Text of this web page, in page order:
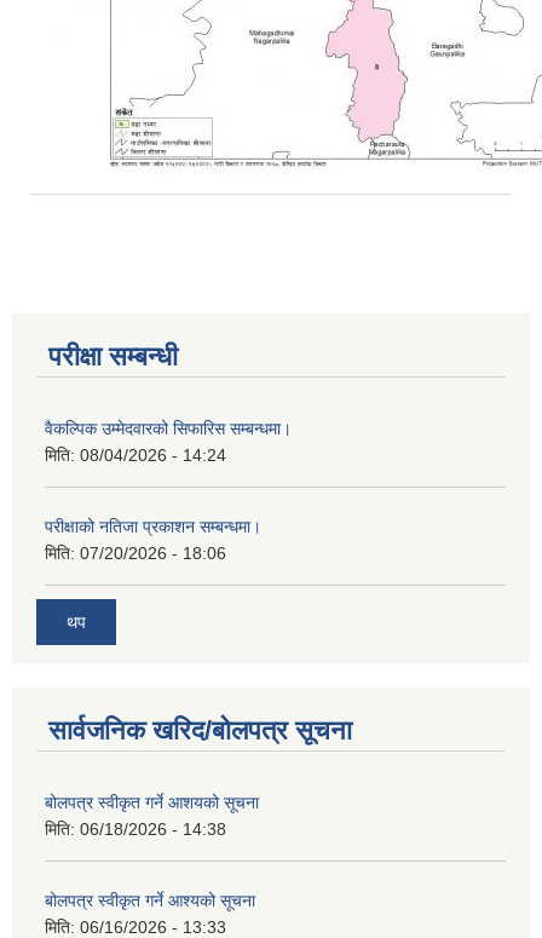
परीक्षा सम्बन्धी
वैकल्पिक उम्मेदवारको सिफारिस सम्बन्धमा।
मिति: 08/04/2026 - 14:24
परीक्षाको नतिजा प्रकाशन सम्बन्धमा।
मिति: 07/20/2026 - 18:06
थप
सार्वजनिक खरिद/बोलपत्र सूचना
बोलपत्र स्वीकृत गर्ने आशयको सूचना
मिति: 06/18/2026 - 14:38
बोलपत्र स्वीकृत गर्ने आश्यको सूचना
मिति: 06/16/2026 - 13:33